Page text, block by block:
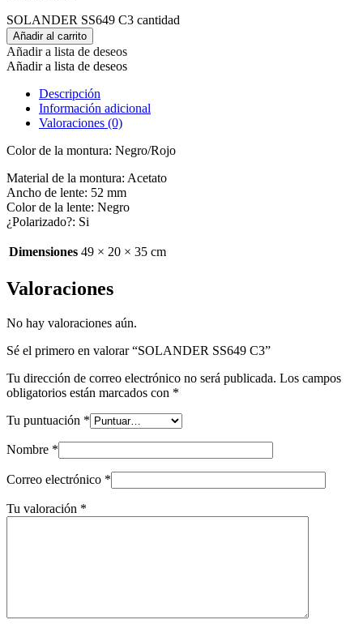
SOLANDER SS649 C3 cantidad
Añadir al carrito
Añadir a lista de deseos
Añadir a lista de deseos
Descripción
Información adicional
Valoraciones (0)
Color de la montura: Negro/Rojo
Material de la montura: Acetato
Ancho de lente: 52 mm
Color de la lente: Negro
¿Polarizado?: Si
Dimensiones 49 × 20 × 35 cm
Valoraciones
No hay valoraciones aún.
Sé el primero en valorar “SOLANDER SS649 C3”
Tu dirección de correo electrónico no será publicada. Los campos
obligatorios están marcados con *
Tu puntuación *
Nombre *
Correo electrónico *
Tu valoración *